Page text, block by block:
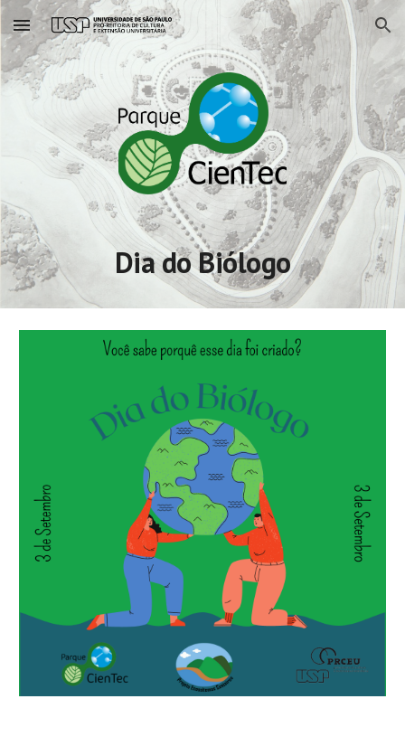
Skip to main content Skip to navigation
Dia do Biólogo